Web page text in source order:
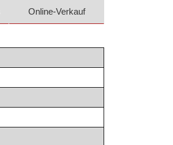
Online-Verkauf